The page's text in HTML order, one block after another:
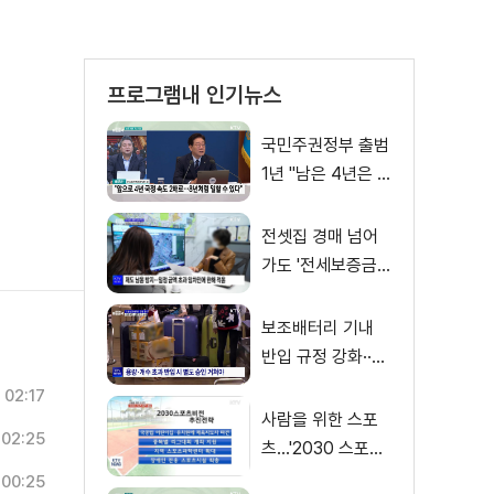
02:17
02:25
00:25
프로그램내 인기뉴스
국민주권정부 출범
1년 "남은 4년은 8
전셋집 경매 넘어
가도 '전세보증금'
보조배터리 기내
반입 규정 강화··
사람을 위한 스포
츠…'2030 스포츠